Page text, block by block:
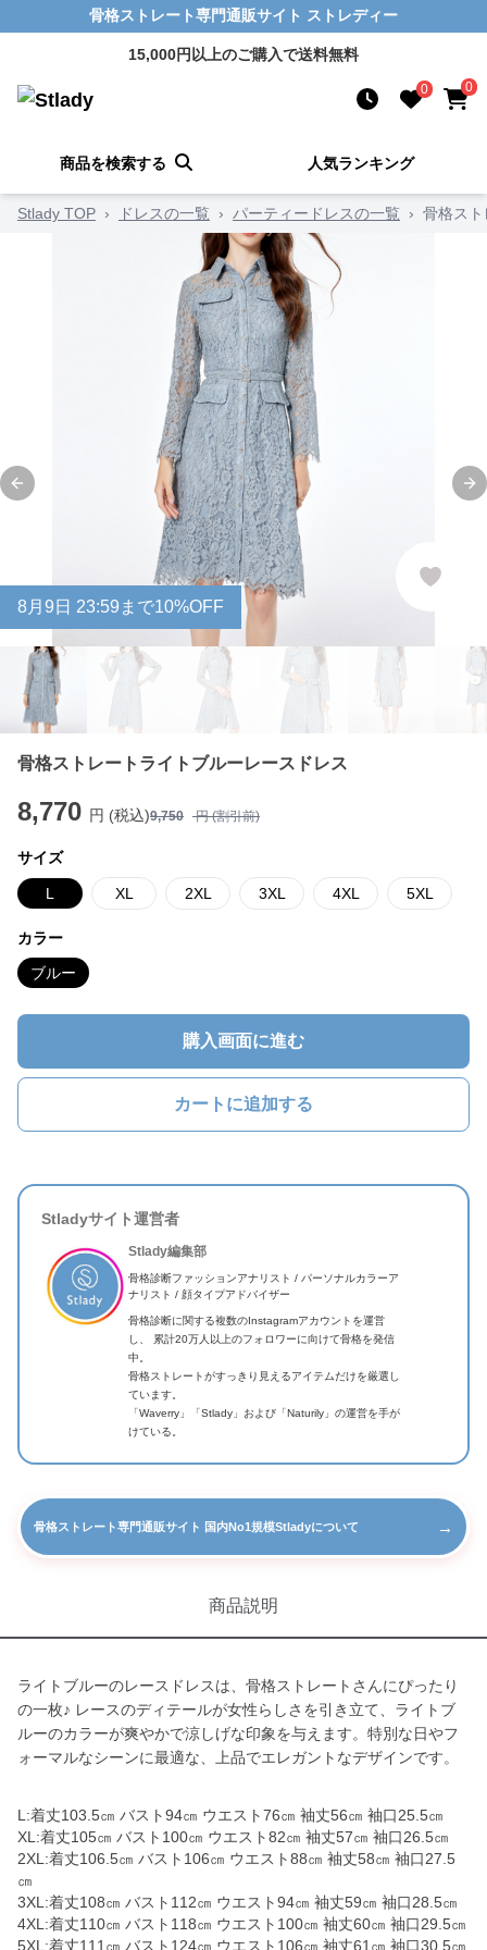
骨格ストレート専門通販サイト ストレディー
15,000円以上のご購入で送料無料
0 0
商品を検索する 人気ランキング
Stlady TOP › ドレスの一覧 › パーティードレスの一覧 › 骨格ス
Previous slide
8月 9 日 23:59まで10%OFF
骨格ストレートライトブルーレースドレス
8,770 円 (税込)9,750 円 (割引前)
サイズ
L XL 2XL 3XL 4XL 5XL
カラー
ブルー
購入画面に進む
カートに追加する
Stladyサイト運営者
Stlady編集部
骨格診断ファッションアナリスト / パーソナルカラーア
ナリスト / 顔タイプアドバイザー
骨格診断に関する複数のInstagramアカウントを運営
し、 累計20万人以上のフォロワーに向けて骨格を発信
中。
骨格ストレートがすっきり見えるアイテムだけを厳選し
ています。
「Waverry」「Stlady」および「Naturily」の運営を手が
けている。
骨格ストレート専門通販サイト 国内No1規模Stladyについて →
商品説明
ライトブルーのレースドレスは、骨格ストレートさんにぴったり
の一枚♪ レースのディテールが女性らしさを引き立て、ライトブ
ルーのカラーが爽やかで涼しげな印象を与えます。特別な日やフ
ォーマルなシーンに最適な、上品でエレガントなデザインです。
L:着丈103.5㎝ バスト94㎝ ウエスト76㎝ 袖丈56㎝ 袖口25.5㎝
XL:着丈105㎝ バスト100㎝ ウエスト82㎝ 袖丈57㎝ 袖口26.5㎝
2XL:着丈106.5㎝ バスト106㎝ ウエスト88㎝ 袖丈58㎝ 袖口27.5
㎝
3XL:着丈108㎝ バスト112㎝ ウエスト94㎝ 袖丈59㎝ 袖口28.5㎝
4XL:着丈110㎝ バスト118㎝ ウエスト100㎝ 袖丈60㎝ 袖口29.5㎝
5XL:着丈111㎝ バスト124㎝ ウエスト106㎝ 袖丈61㎝ 袖口30.5㎝